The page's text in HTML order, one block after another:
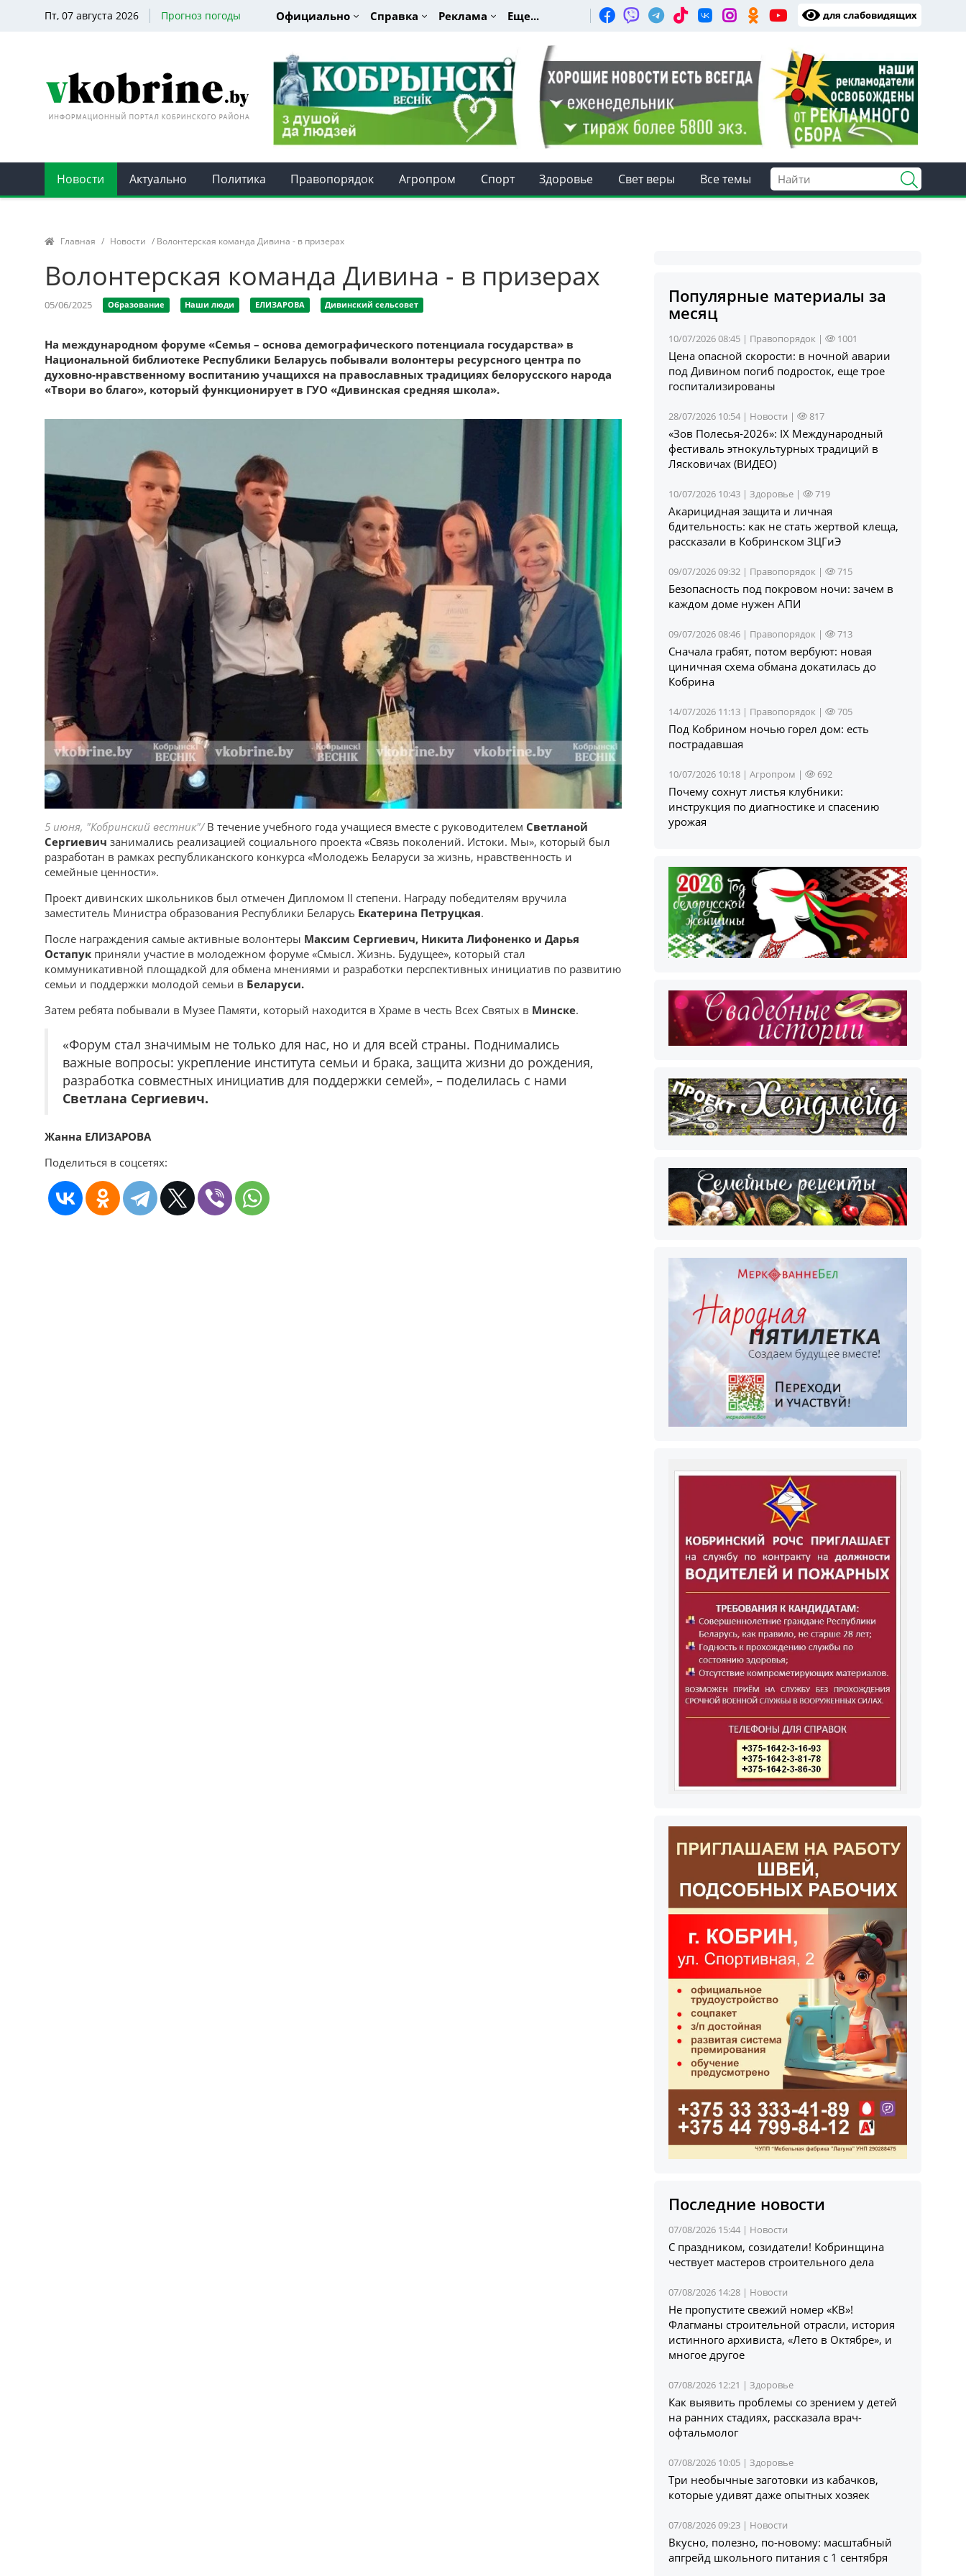
Пт, 07 августа 2026 Прогноз погоды Официально Справка Реклама Еще... для слабовидящих
Новости Актуально Политика Правопорядок Агропром Спорт Здоровье Свет веры Все темы
Главная / Новости / Волонтерская команда Дивина - в призерах
Волонтерская команда Дивина - в призерах
05/06/2025 Образование Наши люди ЕЛИЗАРОВА Дивинский сельсовет
На международном форуме «Семья – основа демографического потенциала государства» в
Национальной библиотеке Республики Беларусь побывали волонтеры ресурсного центра по
духовно-нравственному воспитанию учащихся на православных традициях белорусского народа
«Твори во благо», который функционирует в ГУО «Дивинская средняя школа».
5 июня, "Кобринский вестник"/В течение учебного года учащиеся вместе с руководителем Светланой
Сергиевич занимались реализацией социального проекта «Связь поколений. Истоки. Мы», который был
разработан в рамках республиканского конкурса «Молодежь Беларуси за жизнь, нравственность и
семейные ценности».
Проект дивинских школьников был отмечен Дипломом II степени. Награду победителям вручила
заместитель Министра образования Республики Беларусь Екатерина Петруцкая.
После награждения самые активные волонтеры Максим Сергиевич, Никита Лифоненко и Дарья
Остапук приняли участие в молодежном форуме «Смысл. Жизнь. Будущее», который стал
коммуникативной площадкой для обмена мнениями и разработки перспективных инициатив по развитию
семьи и поддержки молодой семьи в Беларуси.
Затем ребята побывали в Музее Памяти, который находится в Храме в честь Всех Святых в Минске.
«Форум стал значимым не только для нас, но и для всей страны. Поднимались
важные вопросы: укрепление института семьи и брака, защита жизни до рождения,
разработка совместных инициатив для поддержки семей», – поделилась с нами
Светлана Сергиевич.
Жанна ЕЛИЗАРОВА
Поделиться в соцсетях:
Популярные материалы за
месяц
10/07/2026 08:45 | Правопорядок | 1001
Цена опасной скорости: в ночной аварии
под Дивином погиб подросток, еще трое
госпитализированы
28/07/2026 10:54 | Новости | 817
«Зов Полесья‑2026»: IX Международный
фестиваль этнокультурных традиций в
Лясковичах (ВИДЕО)
10/07/2026 10:43 |Здоровье | 719
Акарицидная защита и личная
бдительность: как не стать жертвой клеща,
рассказали в Кобринском ЗЦГиЭ
09/07/2026 09:32 | Правопорядок | 715
Безопасность под покровом ночи: зачем в
каждом доме нужен АПИ
09/07/2026 08:46 | Правопорядок | 713
Сначала грабят, потом вербуют: новая
циничная схема обмана докатилась до
Кобрина
14/07/2026 11:13 | Правопорядок | 705
Под Кобрином ночью горел дом: есть
пострадавшая
10/07/2026 10:18 |Агропром | 692
Почему сохнут листья клубники:
инструкция по диагностике и спасению
урожая
Последние новости
07/08/2026 15:44 | Новости
С праздником, созидатели! Кобринщина
чествует мастеров строительного дела
07/08/2026 14:28 | Новости
Не пропустите свежий номер «КВ»!
Флагманы строительной отрасли, история
истинного архивиста, «Лето в Октябре», и
многое другое
07/08/2026 12:21 |Здоровье
Как выявить проблемы со зрением у детей
на ранних стадиях, рассказала врач-
офтальмолог
07/08/2026 10:05 |Здоровье
Три необычные заготовки из кабачков,
которые удивят даже опытных хозяек
07/08/2026 09:23 | Новости
Вкусно, полезно, по-новому: масштабный
апгрейд школьного питания с 1 сентября